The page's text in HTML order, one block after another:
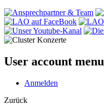
User account menu
Anmelden
Zurück